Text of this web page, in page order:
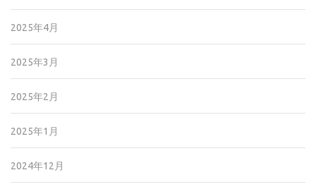
2025年4月
2025年3月
2025年2月
2025年1月
2024年12月